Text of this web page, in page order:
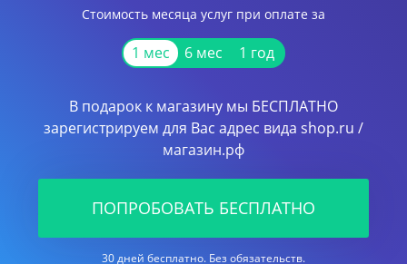
Стоимость месяца услуг при оплате за
1 мес 6 мес 1 год
В подарок к магазину мы БЕСПЛАТНО
зарегистрируем для Вас адрес вида shop.ru /
магазин.рф
ПОПРОБОВАТЬ БЕСПЛАТНО
30 дней бесплатно. Без обязательств.